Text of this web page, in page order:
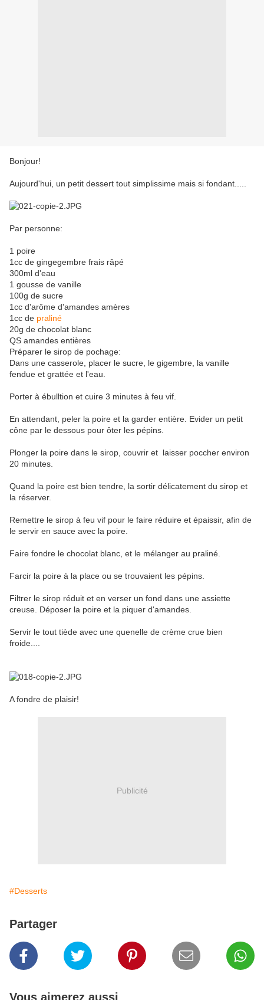
Bonjour!
Aujourd'hui, un petit dessert tout simplissime mais si fondant.....
Par personne:
1 poire
1cc de gingegembre frais râpé
300ml d'eau
1 gousse de vanille
100g de sucre
1cc d'arôme d'amandes amères
1cc de praliné
20g de chocolat blanc
QS amandes entières
Préparer le sirop de pochage:
Dans une casserole, placer le sucre, le gigembre, la vanille
fendue et grattée et l'eau.
Porter à ébulltion et cuire 3 minutes à feu vif.
En attendant, peler la poire et la garder entière. Evider un petit
cône par le dessous pour ôter les pépins.
Plonger la poire dans le sirop, couvrir et laisser poccher environ
20 minutes.
Quand la poire est bien tendre, la sortir délicatement du sirop et
la réserver.
Remettre le sirop à feu vif pour le faire réduire et épaissir, afin de
le servir en sauce avec la poire.
Faire fondre le chocolat blanc, et le mélanger au praliné.
Farcir la poire à la place ou se trouvaient les pépins.
Filtrer le sirop réduit et en verser un fond dans une assiette
creuse. Déposer la poire et la piquer d'amandes.
Servir le tout tiède avec une quenelle de crème crue bien
froide....
A fondre de plaisir!
Publicité
#Desserts
Partager
Vous aimerez aussi